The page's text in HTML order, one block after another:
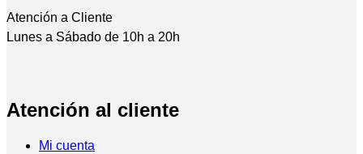
Atención a Cliente
Lunes a Sábado de 10h a 20h
Atención al cliente
Mi cuenta